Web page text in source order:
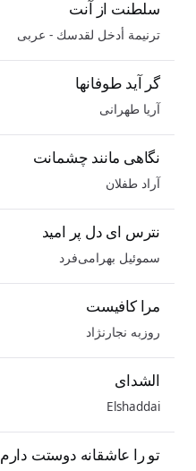
سلطنت از آنت
ترنيمة أدخل لقدسك - عربی
گر آید طوفانها
آریا طهرانی
نگاهی مانند چشمانت
آراد طفلان
نترس ای دل پر امید
سموئیل بهرامی‌فرد
مرا کافیست
روزبه نجارنژاد
الشدای
Elshaddai
تو را عاشقانه دوستت دارم